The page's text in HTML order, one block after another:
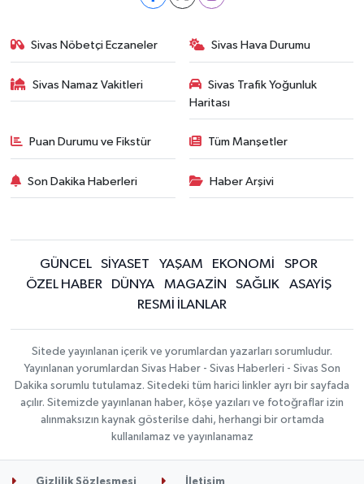
Sivas Nöbetçi Eczaneler Sivas Hava Durumu
Sivas Namaz Vakitleri
Sivas Trafik Yoğunluk
Haritası
Puan Durumu ve Fikstür Tüm Manşetler
Son Dakika Haberleri Haber Arşivi
GÜNCEL SİYASET YAŞAM EKONOMİ
SPOR
ÖZEL HABER
DÜNYA MAGAZİN SAĞLIK
ASAYİŞ
RESMİ İLANLAR
Sitede yayınlanan içerik ve yorumlardan yazarları sorumludur.
Yayınlanan yorumlardan Sivas Haber - Sivas Haberleri - Sivas Son
Dakika sorumlu tutulamaz. Sitedeki tüm harici linkler ayrı bir sayfada
açılır. Sitemizde yayınlanan haber, köşe yazıları ve fotoğraflar izin
alınmaksızın kaynak gösterilse dahi, herhangi bir ortamda
kullanılamaz ve yayınlanamaz